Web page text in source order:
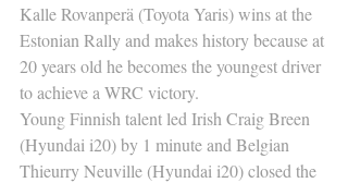
Kalle Rovanperä (Toyota Yaris) wins at the
Estonian Rally and makes history because at
20 years old he becomes the youngest driver
to achieve a WRC victory.
Young Finnish talent led Irish Craig Breen
(Hyundai i20) by 1 minute and Belgian
Thieurry Neuville (Hyundai i20) closed the